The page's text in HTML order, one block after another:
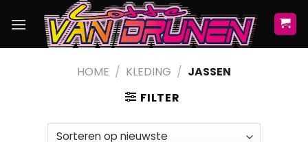
HOME / KLEDING / JASSEN
FILTER